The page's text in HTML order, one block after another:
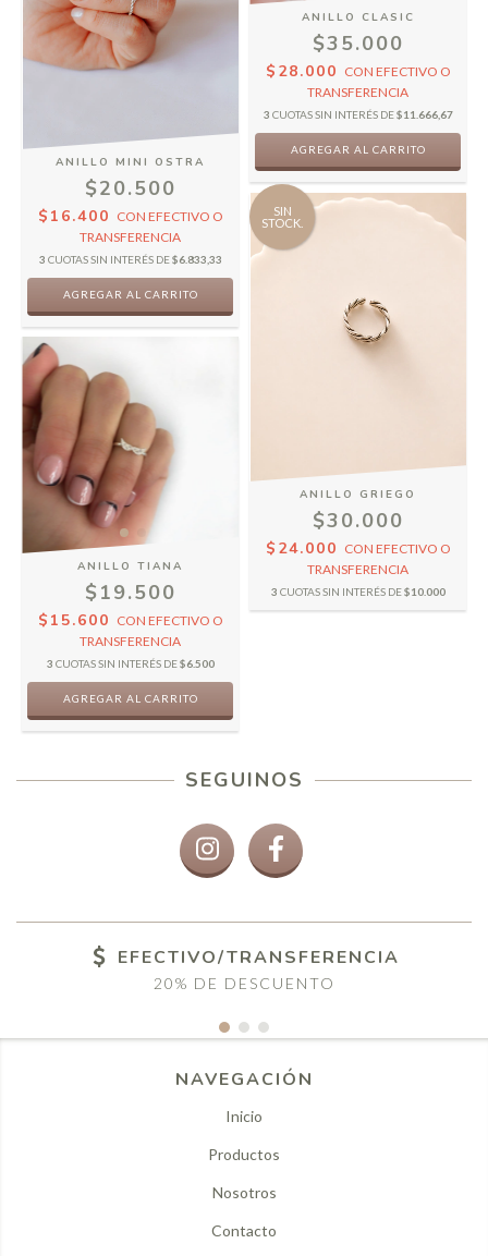
ANILLO MINI OSTRA
$20.500
$16.400 CON EFECTIVO O
TRANSFERENCIA
3 CUOTAS SIN INTERÉS DE$6.833,33
ANILLO CLASIC
$35.000
$28.000 CON EFECTIVO O
TRANSFERENCIA
3 CUOTAS SIN INTERÉS DE$11.666,67
ANILLO TIANA
$19.500
$15.600 CON EFECTIVO O
TRANSFERENCIA
3 CUOTAS SIN INTERÉS DE$6.500
AGREGAR AL CARRITO
SIN
STOCK.
ANILLO GRIEGO
$30.000
$24.000 CON EFECTIVO O
TRANSFERENCIA
3 CUOTAS SIN INTERÉS DE$10.000
SEGUINOS
EFECTIVO/TRANSFERENCIA
20% DE DESCUENTO
NAVEGACIÓN
Inicio
Productos
Nosotros
Contacto